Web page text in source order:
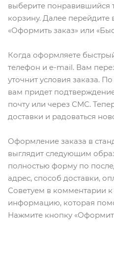
выберите понравившийся
корзину. Далее
«Оформить заказ» или
Когда оформляете
телефон и e-mail. Вам
уточнит условия заказа.
вам придет
почту или через СМС.
доставки и радоваться
Оформление заказа в
выглядит следующим
полностью форму по
адрес, способ доставки,
Советуем в комментарии к
информацию, которая
Нажмите кнопку